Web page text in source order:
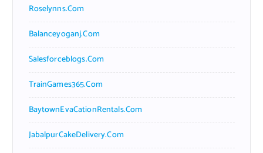
Roselynns.com
Balanceyoganj.com
Salesforceblogs.com
TrainGames365.com
BaytownEvaCationRentals.com
JabalpurCakeDelivery.com